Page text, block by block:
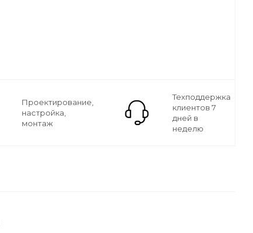
Проектирование,
настройка,
монтаж
Техподдержка
клиентов 7
дней в
неделю